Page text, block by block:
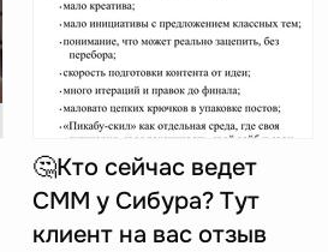
🤔Кто сейчас ведет
СММ у Сибура? Тут
клиент на вас отзыв